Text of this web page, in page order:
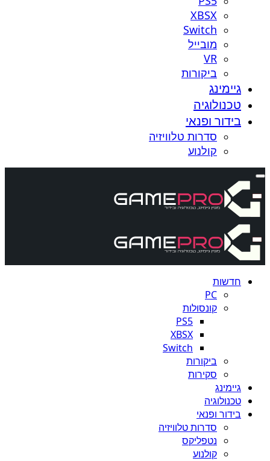
XBSX
Switch
מובייל
VR
ביקורות
גיימינג
טכנולוגיה
בידור ופנאי
סדרות טלוויזיה
קולנוע
חדשות
PC
קונסולות
PS5
XBSX
Switch
ביקורות
סקירות
גיימינג
טכנולוגיה
בידור ופנאי
סדרות טלוויזיה
נטפליקס
קולנוע